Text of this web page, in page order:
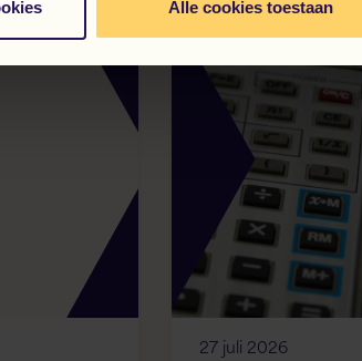
Alle cookies toestaan
27 juli 2026